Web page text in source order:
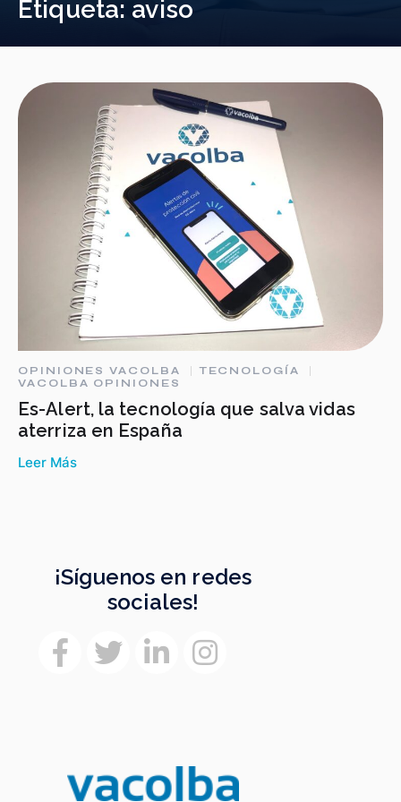
Etiqueta: aviso
OPINIONES VACOLBA
TECNOLOGÍA
VACOLBA OPINIONES
Es-Alert, la tecnología que salva vidas
aterriza en España
Leer Más
¡Síguenos en redes
sociales!